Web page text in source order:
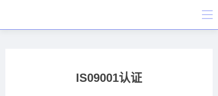
IS09001认证